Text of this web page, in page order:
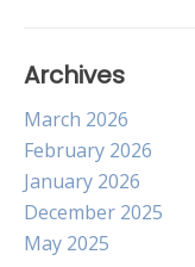
Archives
March 2026
February 2026
January 2026
December 2025
May 2025